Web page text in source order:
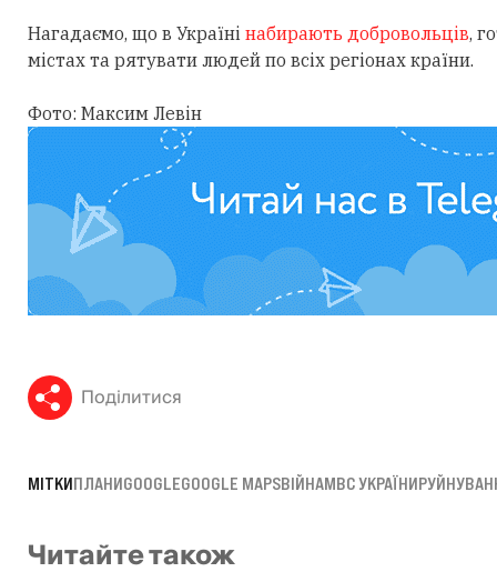
Нагадаємо, що в Україні набирають добровольців,
містах та рятувати людей по всіх регіонах країни.
Фото: Максим Левін
Поділитися
МІТКИПЛАНИGOOGLEGOOGLE MAPSВІЙНАМВС УКРАЇНИ
Читайте також